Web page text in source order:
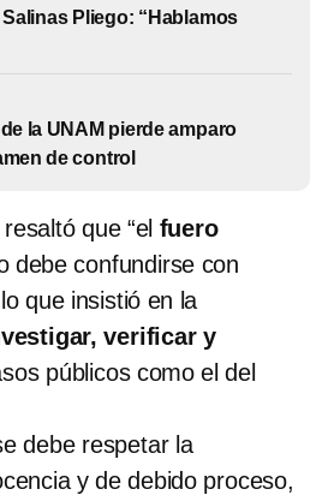
Pliego: “Hablamos
la UNAM pierde amparo
de control
que “el fuero
debe confundirse con
que insistió en la
verificar y
públicos como el del
debe respetar la
y de debido proceso,